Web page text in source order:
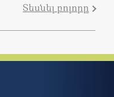
Տեսնել բոլորը